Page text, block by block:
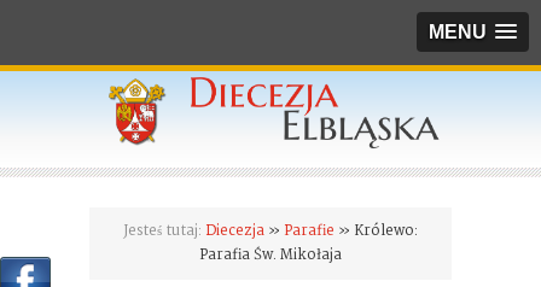
MENU
Jesteś tutaj: Diecezja » Parafie » Królewo:
Parafia Św. Mikołaja